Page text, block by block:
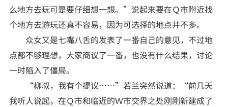
么地方去玩可是要仔细想一想。”说起来要在Ｑ市附近找
个地方去游玩还真不容易，因为可选择的地点并不多。
众女又是七嘴八舌的发表了一番自己的意见，不过地
点都不够理想，大家商议了一番，也没有什么结果，讨论
一时陷入了僵局。
“柳叔，我有个提议……”若兰突然说道：“前几天
我听人说起，在Ｑ市和临近的Ｗ市交界之处刚刚新建成了